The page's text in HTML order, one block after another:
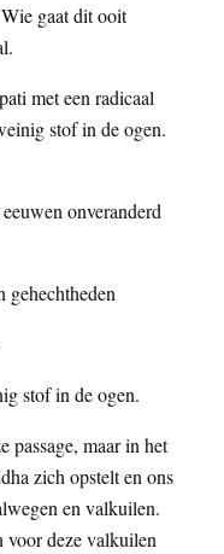
Wie gaat dit ooit
met een radicaal
stof in de ogen.
onveranderd
gehechtheden
stof in de ogen.
passage, maar in het
zich opstelt en ons
en valkuilen.
voor deze valkuilen